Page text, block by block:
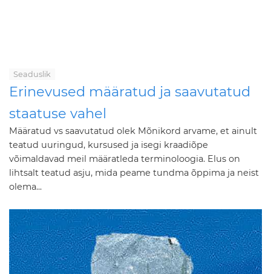
Seaduslik
Erinevused määratud ja saavutatud
staatuse vahel
Määratud vs saavutatud olek Mõnikord arvame, et ainult
teatud uuringud, kursused ja isegi kraadiõpe
võimaldavad meil määratleda terminoloogia. Elus on
lihtsalt teatud asju, mida peame tundma õppima ja neist
olema...